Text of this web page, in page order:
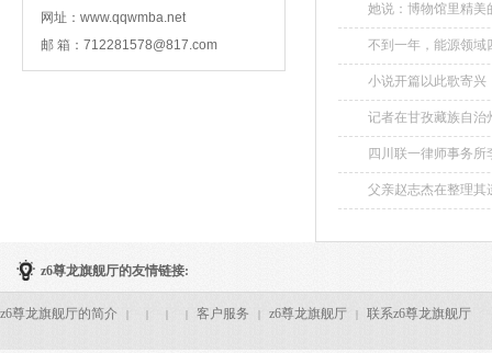
网址：www.qqwmba.net
邮 箱： 712281578@817.com
她说：博物馆里精美
不到一年，能源领域
小说开篇以此歌寄兴
子。...
记者在甘孜藏族自治
但火势已经转小，同
四川联一律师事务
人身自由。...
父亲赵志杰在整理其
短的卖血间隔天数为
z6尊龙旗舰厅的友情链接:
z6尊龙旗舰厅的简介 | | | | 客户服务 | z6尊龙旗舰厅 | 联系z6尊龙旗舰厅